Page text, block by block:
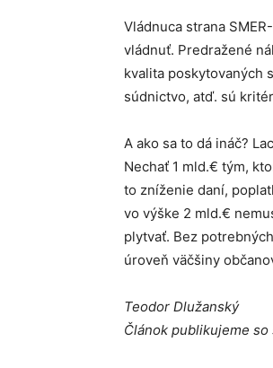
Vládnuca strana
vládnuť. Predražené
kvalita poskytovaných
súdnictvo, atď. sú
A ako sa to dá ináč?
Nechať 1 mld.€ tým,
to zníženie daní,
vo výške 2 mld.€
plytvať. Bez
úroveň väčšiny
Teodor Dlužanský
Článok publikujeme